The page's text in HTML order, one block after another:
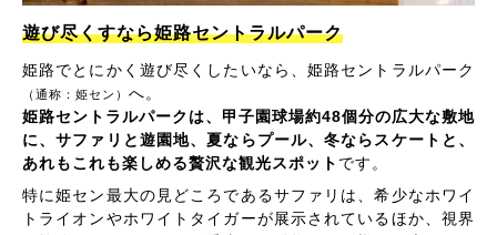
遊び尽くすなら姫路セントラルパーク
姫路でとにかく遊び尽くしたいなら、姫路セントラルパーク
（通称：姫セン） へ。
姫路セントラルパークは、甲子園球場約48個分の広大な敷地
に、サファリと遊園地、夏ならプール、冬ならスケートと、
あれもこれも楽しめる贅沢な観光スポット です。
特に姫セン最大の見どころであるサファリは、希少なホワイ
トライオンやホワイトタイガーが展示されているほか、視界